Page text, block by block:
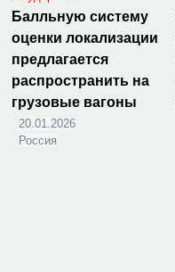
Балльную систему
оценки локализации
предлагается
распространить на
грузовые вагоны
20.01.2026
Россия